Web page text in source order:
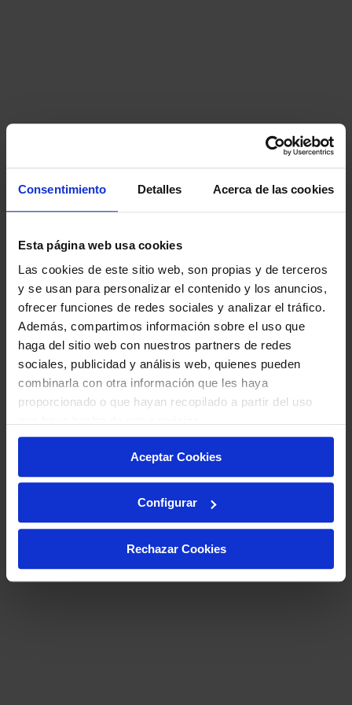
Consentimiento Detalles Acerca de las cookies
Esta página web usa cookies
Las cookies de este sitio web, son propias y de terceros
y se usan para personalizar el contenido y los anuncios,
ofrecer funciones de redes sociales y analizar el tráfico.
Además, compartimos información sobre el uso que
haga del sitio web con nuestros partners de redes
sociales, publicidad y análisis web, quienes pueden
combinarla con otra información que les haya
proporcionado o que hayan recopilado a partir del uso
Aceptar Cookies
Configurar
Rechazar Cookies